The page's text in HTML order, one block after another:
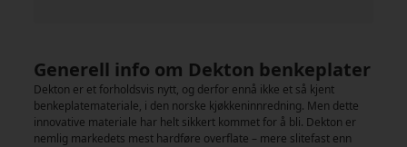
Generell info om Dekton benkeplater
Dekton er et forholdsvis nytt, og derfor ennå ikke et så kjent
benkeplatemateriale, i den norske kjøkkeninnredning. Men dette
innovative materiale har helt sikkert kommet for å bli. Dekton er
nemlig markedets mest hardføre overflate – mere slitefast enn